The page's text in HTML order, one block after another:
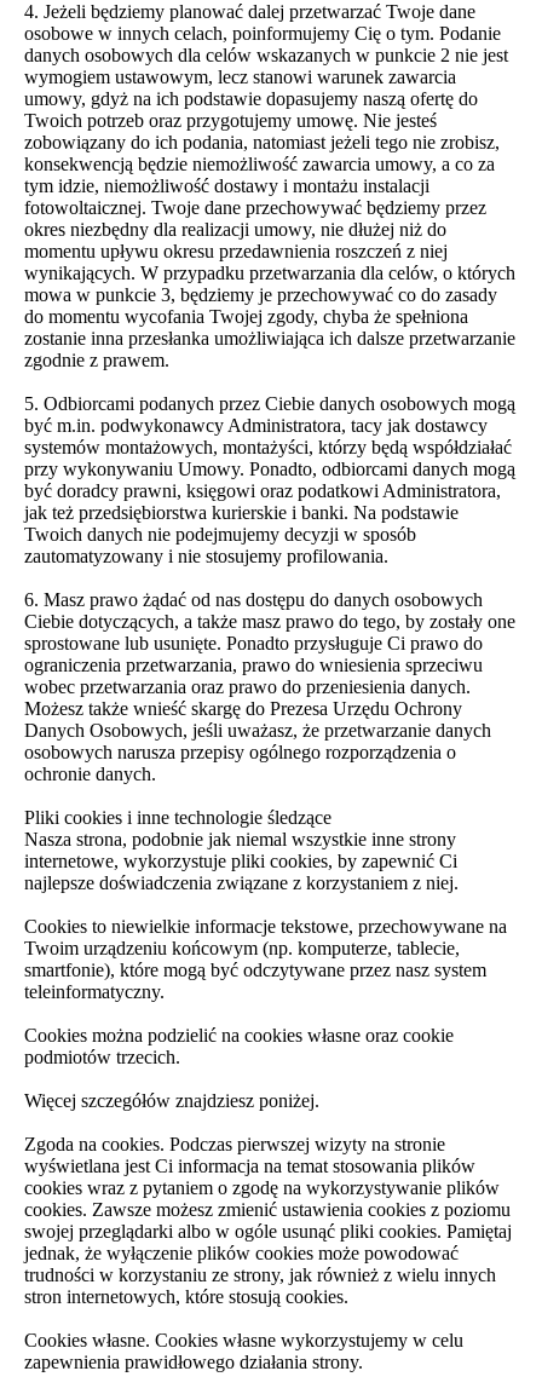
4. Jeżeli będziemy planować dalej przetwarzać Twoje dane
osobowe w innych celach, poinformujemy Cię o tym. Podanie
danych osobowych dla celów wskazanych w punkcie 2 nie jest
wymogiem ustawowym, lecz stanowi warunek zawarcia
umowy, gdyż na ich podstawie dopasujemy naszą ofertę do
Twoich potrzeb oraz przygotujemy umowę. Nie jesteś
zobowiązany do ich podania, natomiast jeżeli tego nie zrobisz,
konsekwencją będzie niemożliwość zawarcia umowy, a co za
tym idzie, niemożliwość dostawy i montażu instalacji
fotowoltaicznej. Twoje dane przechowywać będziemy przez
okres niezbędny dla realizacji umowy, nie dłużej niż do
momentu upływu okresu przedawnienia roszczeń z niej
wynikających. W przypadku przetwarzania dla celów, o których
mowa w punkcie 3, będziemy je przechowywać co do zasady
do momentu wycofania Twojej zgody, chyba że spełniona
zostanie inna przesłanka umożliwiająca ich dalsze przetwarzanie
zgodnie z prawem.
5. Odbiorcami podanych przez Ciebie danych osobowych mogą
być m.in. podwykonawcy Administratora, tacy jak dostawcy
systemów montażowych, montażyści, którzy będą współdziałać
przy wykonywaniu Umowy. Ponadto, odbiorcami danych mogą
być doradcy prawni, księgowi oraz podatkowi Administratora,
jak też przedsiębiorstwa kurierskie i banki. Na podstawie
Twoich danych nie podejmujemy decyzji w sposób
zautomatyzowany i nie stosujemy profilowania.
6. Masz prawo żądać od nas dostępu do danych osobowych
Ciebie dotyczących, a także masz prawo do tego, by zostały one
sprostowane lub usunięte. Ponadto przysługuje Ci prawo do
ograniczenia przetwarzania, prawo do wniesienia sprzeciwu
wobec przetwarzania oraz prawo do przeniesienia danych.
Możesz także wnieść skargę do Prezesa Urzędu Ochrony
Danych Osobowych, jeśli uważasz, że przetwarzanie danych
osobowych narusza przepisy ogólnego rozporządzenia o
ochronie danych.
Pliki cookies i inne technologie śledzące
Nasza strona, podobnie jak niemal wszystkie inne strony
internetowe, wykorzystuje pliki cookies, by zapewnić Ci
najlepsze doświadczenia związane z korzystaniem z niej.
Cookies to niewielkie informacje tekstowe, przechowywane na
Twoim urządzeniu końcowym (np. komputerze, tablecie,
smartfonie), które mogą być odczytywane przez nasz system
teleinformatyczny.
Cookies można podzielić na cookies własne oraz cookie
podmiotów trzecich.
Więcej szczegółów znajdziesz poniżej.
Zgoda na cookies. Podczas pierwszej wizyty na stronie
wyświetlana jest Ci informacja na temat stosowania plików
cookies wraz z pytaniem o zgodę na wykorzystywanie plików
cookies. Zawsze możesz zmienić ustawienia cookies z poziomu
swojej przeglądarki albo w ogóle usunąć pliki cookies. Pamiętaj
jednak, że wyłączenie plików cookies może powodować
trudności w korzystaniu ze strony, jak również z wielu innych
stron internetowych, które stosują cookies.
Cookies własne. Cookies własne wykorzystujemy w celu
zapewnienia prawidłowego działania strony.